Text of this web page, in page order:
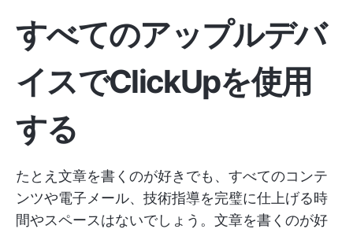
すべてのアップルデバ
イスでClickUpを使用
する
たとえ文章を書くのが好きでも、すべてのコンテ
ンツや電子メール、技術指導を完璧に仕上げる時
間やスペースはないでしょう。文章を書くのが好